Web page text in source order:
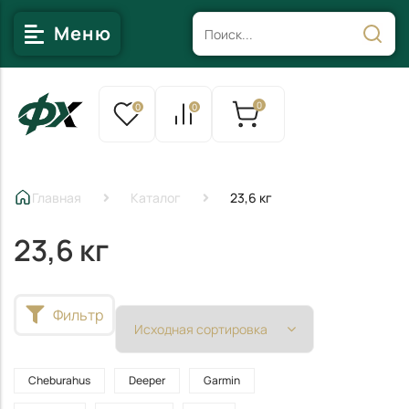
Меню
0 0 0
Главная Каталог 23,6 кг
23,6 кг
Фильтр
Cheburahus Deeper Garmin